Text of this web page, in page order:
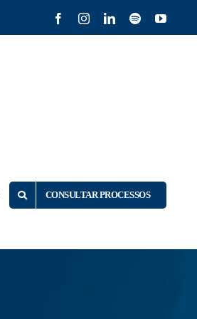
FacebookInstagramLinkedIn
Spotify
CONSULTAR PROCESSOS